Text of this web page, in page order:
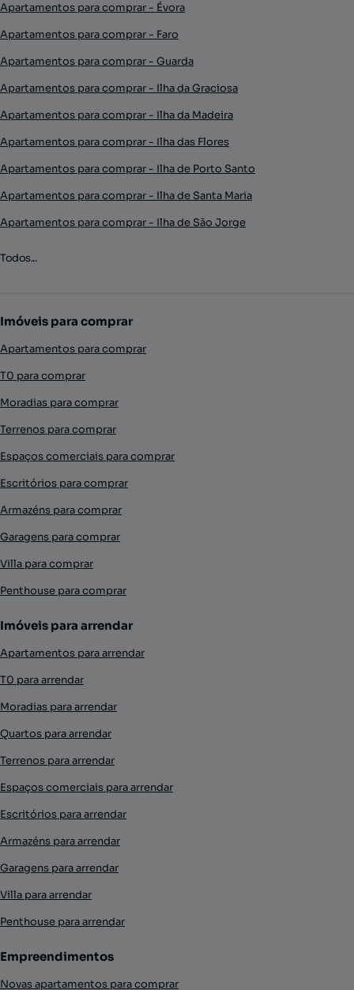
Apartamentos para comprar - Évora
Apartamentos para comprar - Faro
Apartamentos para comprar - Guarda
Apartamentos para comprar - Ilha da Graciosa
Apartamentos para comprar - Ilha da Madeira
Apartamentos para comprar - Ilha das Flores
Apartamentos para comprar - Ilha de Porto Santo
Apartamentos para comprar - Ilha de Santa Maria
Apartamentos para comprar - Ilha de São Jorge
Todos...
Imóveis para comprar
Apartamentos para comprar
T0 para comprar
Moradias para comprar
Terrenos para comprar
Espaços comerciais para comprar
Escritórios para comprar
Armazéns para comprar
Garagens para comprar
Villa para comprar
Penthouse para comprar
Imóveis para arrendar
Apartamentos para arrendar
T0 para arrendar
Moradias para arrendar
Quartos para arrendar
Terrenos para arrendar
Espaços comerciais para arrendar
Escritórios para arrendar
Armazéns para arrendar
Garagens para arrendar
Villa para arrendar
Penthouse para arrendar
Empreendimentos
Novas apartamentos para comprar